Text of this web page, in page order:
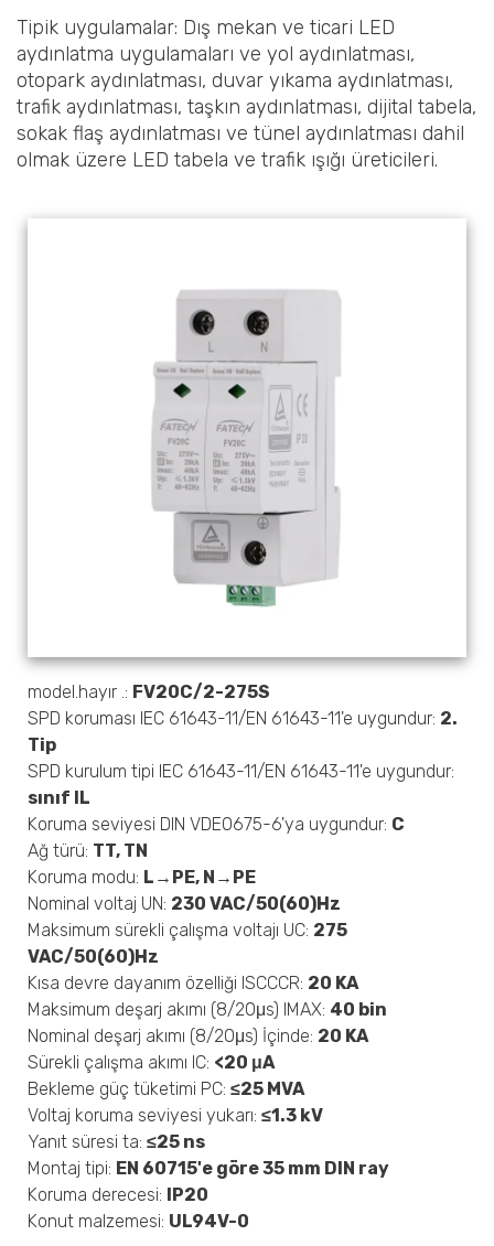
Tipik uygulamalar: Dış mekan ve ticari LED
aydınlatma uygulamaları ve yol aydınlatması,
otopark aydınlatması, duvar yıkama aydınlatması,
trafik aydınlatması, taşkın aydınlatması, dijital tabela,
sokak flaş aydınlatması ve tünel aydınlatması dahil
olmak üzere LED tabela ve trafik ışığı üreticileri.
model.hayır .: FV20C/2-275S
SPD koruması IEC 61643-11/EN 61643-11'e uygundur: 2.
Tip
SPD kurulum tipi IEC 61643-11/EN 61643-11'e uygundur:
sınıf IL
Koruma seviyesi DIN VDE0675-6'ya uygundur: C
Ağ türü: TT, TN
Koruma modu: L→PE, N→PE
Nominal voltaj UN: 230 VAC/50(60)Hz
Maksimum sürekli çalışma voltajı UC: 275
VAC/50(60)Hz
Kısa devre dayanım özelliği ISCCCR: 20 KA
Maksimum deşarj akımı (8/20μs) IMAX: 40 bin
Nominal deşarj akımı (8/20μs) İçinde: 20 KA
Sürekli çalışma akımı IC: <20 μA
Bekleme güç tüketimi PC: ≤25 MVA
Voltaj koruma seviyesi yukarı: ≤1.3 kV
Yanıt süresi ta: ≤25 ns
Montaj tipi: EN 60715'e göre 35 mm DIN ray
Koruma derecesi:
IP20
Konut malzemesi: UL94V-0